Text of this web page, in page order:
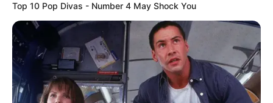
Top 10 Pop Divas - Number 4 May Shock You